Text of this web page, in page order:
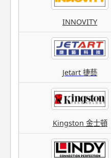
INNOVITY
Jetart 捷藝
Kingston 金士頓